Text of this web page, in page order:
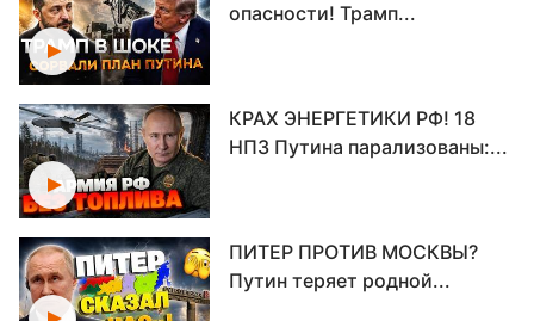
опасности! Трамп...
КРАХ ЭНЕРГЕТИКИ РФ! 18
НПЗ Путина парализованы:...
ПИТЕР ПРОТИВ МОСКВЫ?
Путин теряет родной...